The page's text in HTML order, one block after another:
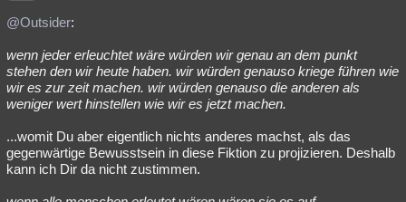
@Outsider:
wenn jeder erleuchtet wäre würden wir genau an dem punkt
stehen den wir heute haben. wir würden genauso kriege führen wie
wir es zur zeit machen. wir würden genauso die anderen als
weniger wert hinstellen wie wir es jetzt machen.
...womit Du aber eigentlich nichts anderes machst, als das
gegenwärtige Bewusstsein in diese Fiktion zu projizieren. Deshalb
kann ich Dir da nicht zustimmen.